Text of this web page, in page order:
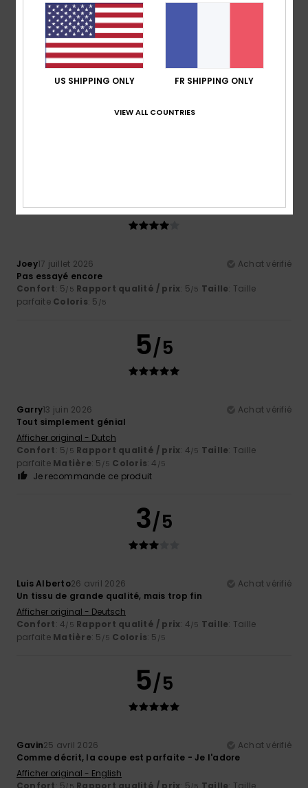
4.8
Taille
Coloris
4/5
Joey17 juillet 2026
Achat vérifié
Pas essayé encore
Confort: 5/5 Rapport qualité / prix: 5/5 Taille: Taille
parfaite Coloris: 5 /5
5/5
Garry13 juin 2026
Achat vérifié
Tout simplement génial
Afficher original - Dutch
Confort: 5/5 Rapport qualité / prix: 4/5 Taille: Taille
parfaite Matière: 5 /5 Coloris: 4 /5
Je recommande ce produit
3/5
Luis Alberto26 avril 2026
Achat vérifié
Un tissu de grande qualité, mais trop fin
Afficher original - Deutsch
Confort: 4/5 Rapport qualité / prix: 4/5 Taille: Taille
parfaite Matière: 5 /5 Coloris: 5 /5
5/5
Gavin25 avril 2026
Achat vérifié
Comme décrit, la coupe est parfaite - Je l'adore
Afficher original - English
Confort: 5/5 Rapport qualité / prix: 5/5 Taille: Taille
US SHIPPING ONLY FR SHIPPING ONLY
VIEW ALL COUNTRIES